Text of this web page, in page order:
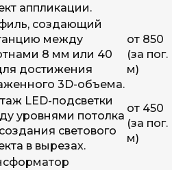
аппликации.
создающий
между
8 мм или 40
достижения
3D-объема.
от 850
(за пог.
м)
LED-подсветки
уровнями потолка
светового
в вырезах.
от 450
(за пог.
м)